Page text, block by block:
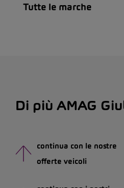
Tutte le marche
Di più AMAG
continua con le nostre
offerte veicoli